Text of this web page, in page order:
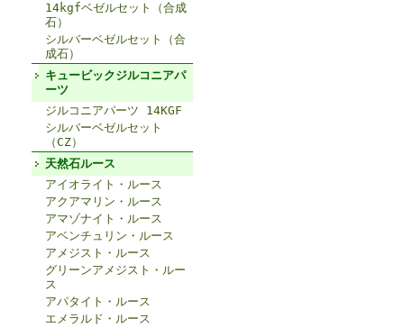
14kgfベゼルセット（合成
石）
シルバーベゼルセット（合
成石）
キュービックジルコニアパ
ーツ
ジルコニアパーツ 14KGF
シルバーベゼルセット
（CZ）
天然石ルース
アイオライト・ルース
アクアマリン・ルース
アマゾナイト・ルース
アベンチュリン・ルース
アメジスト・ルース
グリーンアメジスト・ルー
ス
アパタイト・ルース
エメラルド・ルース